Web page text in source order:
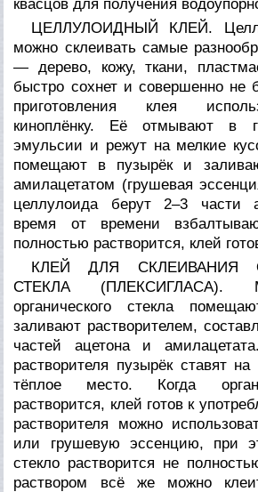
квасцов для получения
ЦЕЛЛУЛОИДНЫЙ КЛЕЙ.
можно склеивать самые
— дерево, кожу, ткани,
быстро сохнет и совершенно не
приготовления клея
киноплёнку. Её отмывают в
эмульсии и режут на мелкие
помещают в пузырёк и
амилацетатом (грушевая
целлулоида берут 2–3 части
время от времени
полностью растворится, клей
КЛЕЙ ДЛЯ СКЛЕИВАНИЯ
СТЕКЛА (ПЛЕКСИГЛАСА).
органического стекла
заливают растворителем,
частей ацетона и
растворителя пузырёк ставят
тёплое место. Когда
растворится, клей готов к
растворителя можно
или грушевую эссенцию, при
стекло растворится не
раствором всё же можно